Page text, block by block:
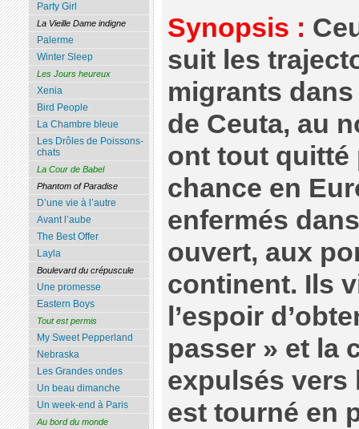
Synopsis :
suit les
migrants dans
de Ceuta, au
ont tout quitté
chance en
enfermés
ouvert, aux
continent. Ils
l’espoir
passer » et la
expulsés vers
est tourné en
Party Girl
La Vieille Dame indigne
Palerme
Winter Sleep
Les Jours heureux
Xenia
Bird People
La Chambre bleue
Les Drôles de Poissons-
chats
La Cour de Babel
Phantom of Paradise
D’une vie à l’autre
Avant l’aube
The Best Offer
Layla
Boulevard du crépuscule
Une promesse
Eastern Boys
Tout est permis
My Sweet Pepperland
Nebraska
Les Grandes ondes
Un beau dimanche
Un week-end à Paris
Au bord du monde